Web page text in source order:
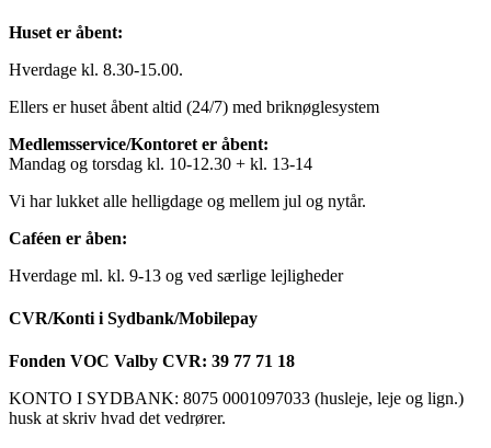
Huset er åbent:
Hverdage kl. 8.30-15.00.
Ellers er huset åbent altid (24/7) med briknøglesystem
Medlemsservice/Kontoret er åbent:
Mandag og torsdag kl. 10-12.30 + kl. 13-14
Vi har lukket alle helligdage og mellem jul og nytår.
Caféen er åben:
Hverdage ml. kl. 9-13 og ved særlige lejligheder
CVR/Konti i Sydbank/Mobilepay
Fonden VOC Valby CVR: 39 77 71 18
KONTO I SYDBANK: 8075 0001097033 (husleje, leje og lign.)
husk at skriv hvad det vedrører.